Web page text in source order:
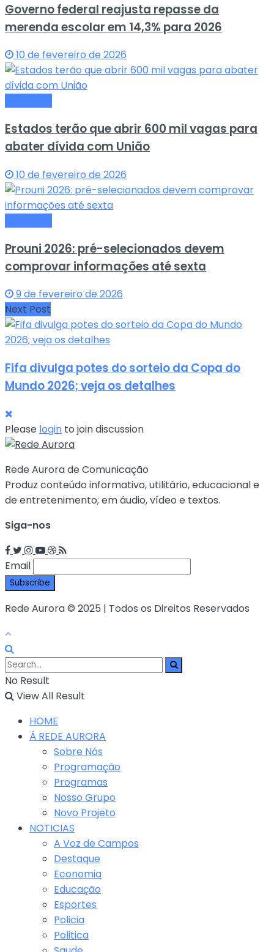
Governo federal reajusta repasse da
merenda escolar em 14,3% para 2026
10 de fevereiro de 2026
Estados terão que abrir 600 mil vagas para
abater dívida com União
10 de fevereiro de 2026
Prouni 2026: pré-selecionados devem
comprovar informações até sexta
9 de fevereiro de 2026
Next Post
Fifa divulga potes do sorteio da Copa do
Mundo 2026; veja os detalhes
Please login to join discussion
Rede Aurora de Comunicação
Produz conteúdo informativo, utilitário, educacional e
de entretenimento; em áudio, vídeo e textos.
Siga-nos
Email
Rede Aurora © 2025 | Todos os Direitos Reservados
No Result
View All Result
HOME
Á REDE AURORA
Sobre Nós
Programação
Programas
Nosso Grupo
Novo Projeto
NOTICIAS
A Voz de Campos
Destaque
Economia
Educação
Esportes
Policia
Politica